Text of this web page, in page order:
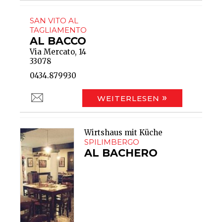
SAN VITO AL
TAGLIAMENTO
AL BACCO
Via Mercato, 14
33078
0434.879930
WEITERLESEN
Wirtshaus mit Küche
SPILIMBERGO
AL BACHERO